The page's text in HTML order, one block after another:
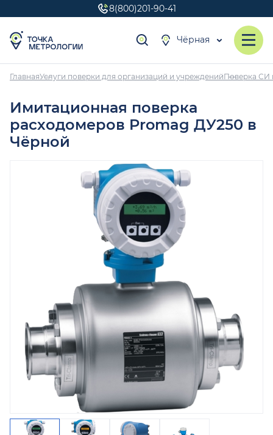
8(800)201-90-41
Чёрная
ГлавнаяУслуги поверки для организаций и учрежденийПоверка СИ
Имитационная поверка
расходомеров Promag ДУ250 в
Чёрной